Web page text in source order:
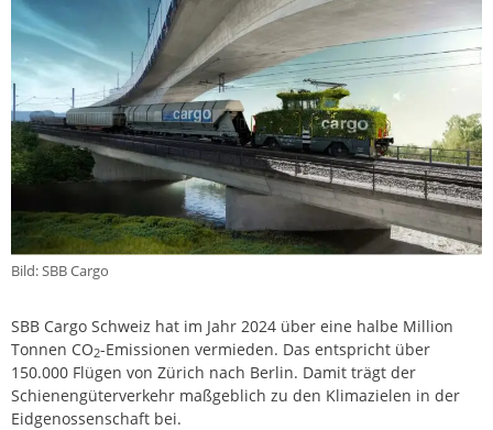
Bild: SBB Cargo
SBB Cargo Schweiz hat im Jahr 2024 über eine halbe Million
Tonnen CO2-Emissionen vermieden. Das entspricht über
150.000 Flügen von Zürich nach Berlin. Damit trägt der
Schienengüterverkehr maßgeblich zu den Klimazielen in der
Eidgenossenschaft bei.